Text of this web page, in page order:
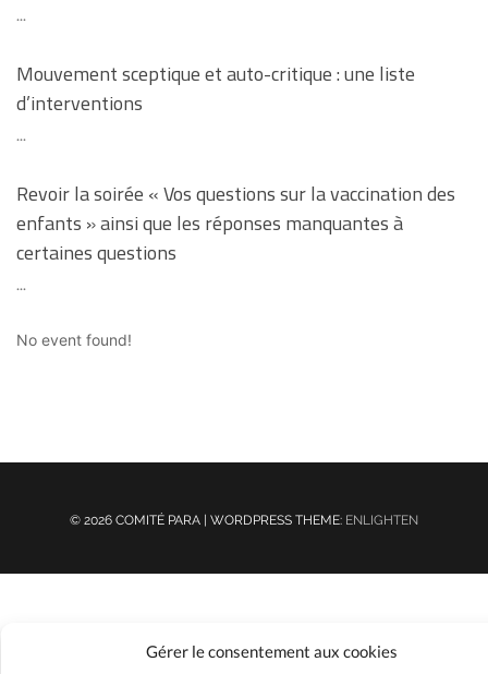
Gérer le consentement aux cookies
...
Mouvement sceptique et auto-critique : une liste
d’interventions
...
Revoir la soirée « Vos questions sur la vaccination des
enfants » ainsi que les réponses manquantes à
certaines questions
...
No event found!
© 2026 COMITÉ PARA | WORDPRESS THEME: ENLIGHTEN